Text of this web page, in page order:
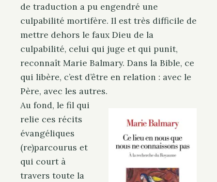
de traduction a pu engendré une
culpabilité mortifère. Il est très difficile de
mettre dehors le faux Dieu de la
culpabilité, celui qui juge et qui punit,
reconnaît Marie Balmary. Dans la Bible, ce
qui libère, c’est d’être en relation : avec le
Père, avec les autres.
Au fond, le fil qui
relie ces récits
évangéliques
(re)parcourus et
qui court à
travers toute la